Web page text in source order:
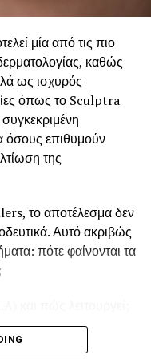
απαντήσεις
και φυσικά
αναλυτικά για
σας μέσω της
μία από τις πιο
καθώς
ως ισχυρός
όπως το Sculptra
όσους επιθυμούν
της
το αποτέλεσμα δεν
Αυτό ακριβώς
πότε φαίνονται τα
υλικό που